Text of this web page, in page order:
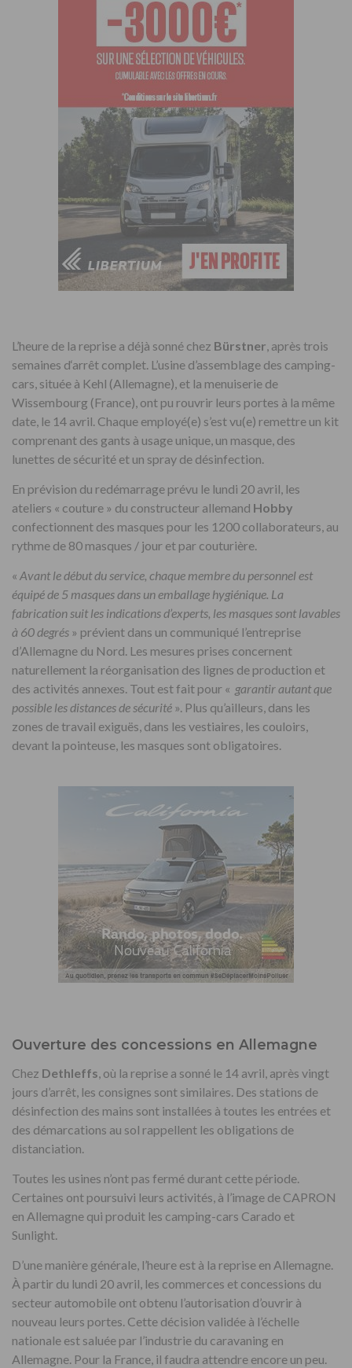
L’heure de la reprise a déjà sonné chez Bürstner , après trois
semaines d‘arrêt complet. L’usine d’assemblage des camping-
cars, située à Kehl (Allemagne), et la menuiserie de
Wissembourg (France), ont pu rouvrir leurs portes à la même
date, le 14 avril. Chaque employé(e) s’est vu(e) remettre un kit
comprenant des gants à usage unique, un masque, des
lunettes de sécurité et un spray de désinfection.
En prévision du redémarrage prévu le lundi 20 avril, les
ateliers « couture » du constructeur allemand Hobby
confectionnent des masques pour les 1200 collaborateurs, au
rythme de 80 masques / jour et par couturière.
« Avant le début du service, chaque membre du personnel est
équipé de 5 masques dans un emballage hygiénique. La
fabrication suit les indications d’experts, les masques sont lavables
à 60 degrés » prévient dans un communiqué l’entreprise
d’Allemagne du Nord. Les mesures prises concernent
naturellement la réorganisation des lignes de production et
des activités annexes. Tout est fait pour « garantir autant que
possible les distances de sécurité ». Plus qu’ailleurs, dans les
zones de travail exiguës, dans les vestiaires, les couloirs,
devant la pointeuse, les masques sont obligatoires.
Ouverture des concessions en Allemagne
Chez Dethleffs , où la reprise a sonné le 14 avril, après vingt
jours d’arrêt, les consignes sont similaires. Des stations de
désinfection des mains sont installées à toutes les entrées et
des démarcations au sol rappellent les obligations de
distanciation.
Toutes les usines n’ont pas fermé durant cette période.
Certaines ont poursuivi leurs activités, à l’image de CAPRON
en Allemagne qui produit les camping-cars Carado et
Sunlight.
D’une manière générale, l’heure est à la reprise en Allemagne.
À partir du lundi 20 avril, les commerces et concessions du
secteur automobile ont obtenu l’autorisation d’ouvrir à
nouveau leurs portes. Cette décision validée à l’échelle
nationale est saluée par l’industrie du caravaning en
Allemagne. Pour la France, il faudra attendre encore un peu.